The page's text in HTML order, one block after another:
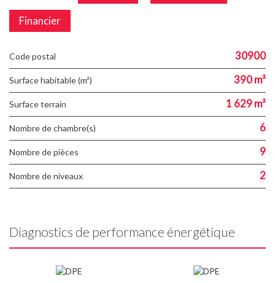
Financier
Code postal 30900
Surface habitable (m²) 390 m²
surface terrain 1 629 m²
Nombre de chambre(s) 6
Nombre de pièces 9
Nombre de niveaux 2
Diagnostics de performance énergétique